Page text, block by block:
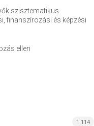
szisztematikus
finanszírozási és képzési
ellen
1 114